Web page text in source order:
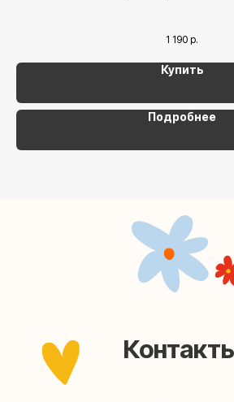
1 190 р.
Купить
Подробнее
Контакты
Наша страничка Вконтакте
help@upakovali.online